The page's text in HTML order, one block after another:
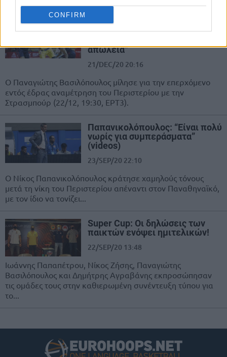
CONFIRM
Βασιλόπουλος: “Να
αντιδράσουμε γιατί δεν
απώλεια”
21/DEC/20 20:16
Ο Παναγιώτης Βασιλόπουλος μίλησε για την επερχόμενο
εντός έδρας αναμέτρηση του Περιστερίου με την
Στρασμπούρ (22/12, 19:30, ΕΡΤ3).
Παπανικολόπουλος: “Είναι πολύ
νωρίς για συμπεράσματα”
(videos)
23/SEP/20 22:10
Ο Νίκος Παπανικολόπουλος κράτησε χαμηλούς τόνους
μετά τη νίκη του Περιστερίου απέναντι στον Παναθηναϊκό,
με τον ίδιο να τονίζει...
Super Cup: Οι δηλώσεις των
παικτών ενόψει ημιτελικών!
22/SEP/20 13:48
Ιωάννης Παπαπέτρου, Νίκος Ζήσης, Παναγιώτης
Βασιλόπουλος και Δημήτρης Αγραβάνης εκπροσώπησαν
τις ομάδες τους στην καθιερωμένη συνέντευξη τύπου για
το...